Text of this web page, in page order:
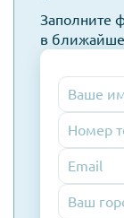
Заполните
в
Номер
Email